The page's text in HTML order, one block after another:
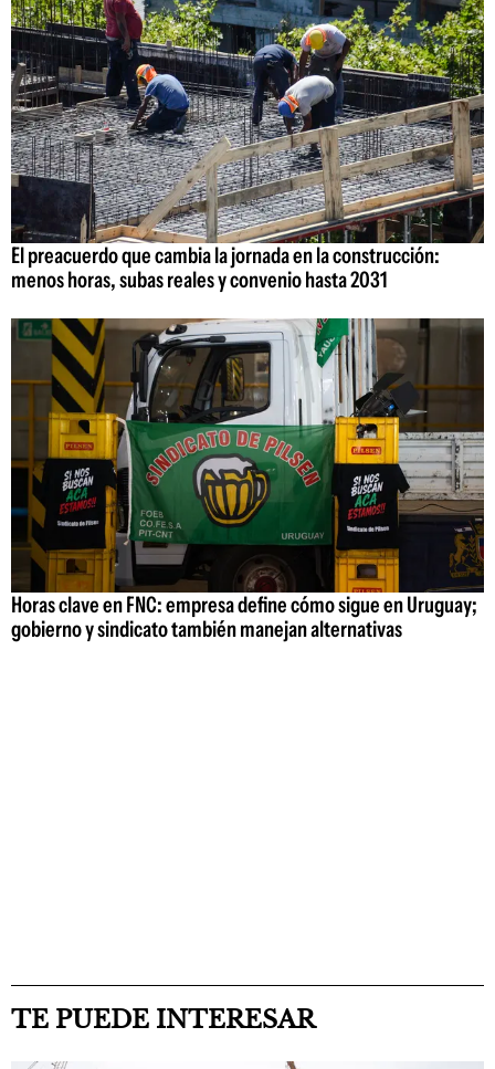
El preacuerdo que cambia la jornada en la construcción:
menos horas, subas reales y convenio hasta 2031
Horas clave en FNC: empresa define cómo sigue en Uruguay;
gobierno y sindicato también manejan alternativas
TE PUEDE INTERESAR